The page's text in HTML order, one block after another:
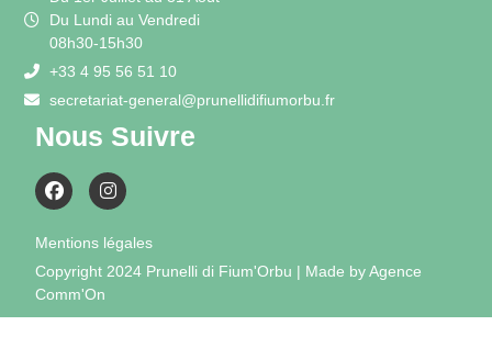
Du Lundi au Vendredi
08h30-15h30
+33 4 95 56 51 10
secretariat-general@prunellidifiumorbu.fr
Nous Suivre
Mentions légales
Copyright 2024 Prunelli di Fium'Orbu | Made by Agence
Comm'On